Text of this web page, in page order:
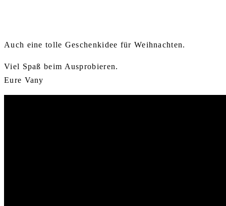
Auch eine tolle Geschenkidee für Weihnachten.
Viel Spaß beim Ausprobieren.
Eure Vany